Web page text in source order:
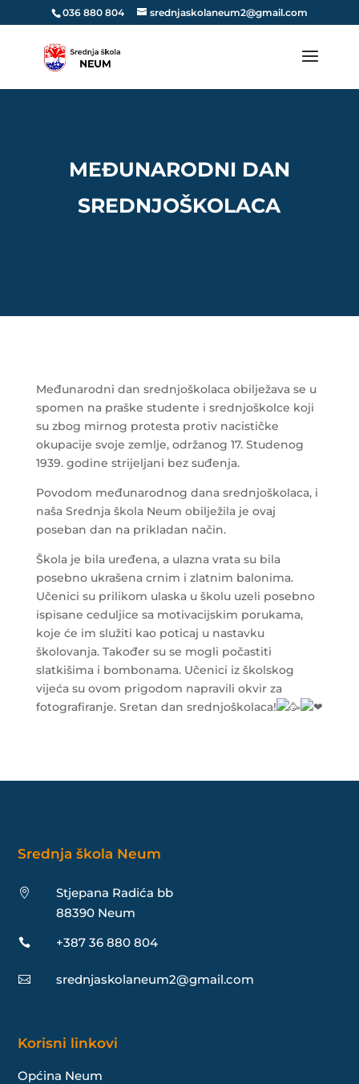
036 880 804 srednjaskolaneum2@gmail.com
MEĐUNARODNI DAN
SREDNJOŠKOLACA
Međunarodni dan srednjoškolaca obilježava se u
spomen na praške studente i srednjoškolce koji
su zbog mirnog protesta protiv nacističke
okupacije svoje zemlje, održanog 17. Studenog
1939. godine strijeljani bez suđenja.
Povodom međunarodnog dana srednjoškolaca, i
naša Srednja škola Neum obilježila je ovaj
poseban dan na prikladan način.
Škola je bila uređena, a ulazna vrata su bila
posebno ukrašena crnim i zlatnim balonima.
Učenici su prilikom ulaska u školu uzeli posebno
ispisane ceduljice sa motivacijskim porukama,
koje će im služiti kao poticaj u nastavku
školovanja. Također su se mogli počastiti
slatkišima i bombonama. Učenici iz školskog
vijeća su ovom prigodom napravili okvir za
fotografiranje. Sretan dan srednjoškolaca!
Srednja škola Neum

Stjepana Radića bb
88390 Neum
 +387 36 880 804
 srednjaskolaneum2@gmail.com
Korisni linkovi
Općina Neum